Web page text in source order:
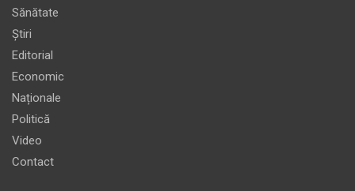
Sănătate
Știri
Editorial
Economic
Naționale
Politică
Video
Contact